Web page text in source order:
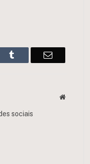
Tumblr Email
Website
sociais